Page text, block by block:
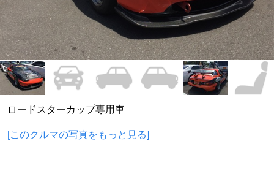
ロードスターカップ専用車
[このクルマの写真をもっと見る]